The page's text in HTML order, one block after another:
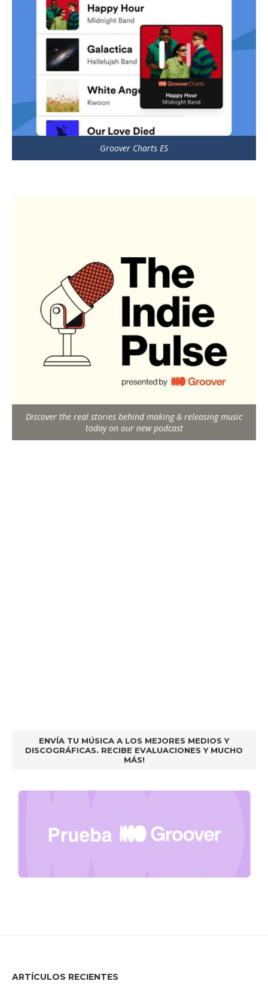
Groover Charts ES
Discover the real stories behind making & releasing music
today on our new podcast
ENVÍA TU MÚSICA A LOS MEJORES MEDIOS Y
DISCOGRÁFICAS. RECIBE EVALUACIONES Y MUCHO
MÁS!
ARTÍCULOS RECIENTES